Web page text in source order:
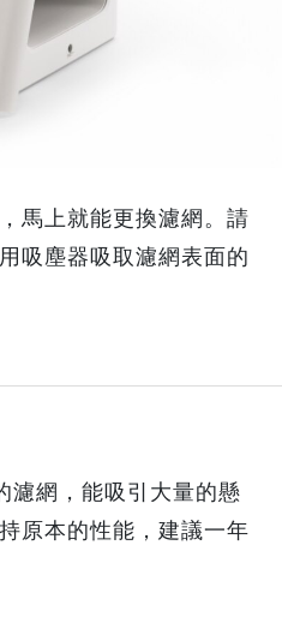
馬上就能更換濾網。請
吸塵器吸取濾網表面的
網，能吸引大量的懸
原本的性能，建議一年